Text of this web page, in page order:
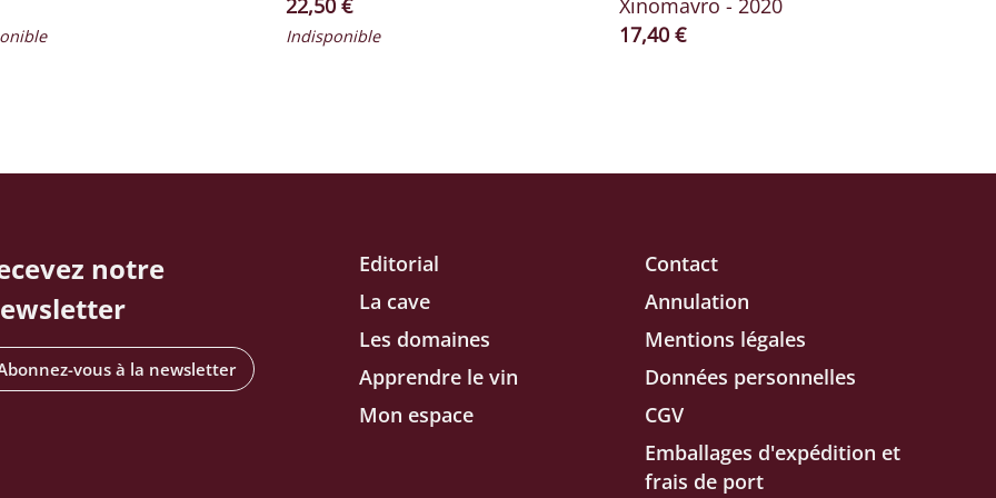
22,50 €
Indisponible
Xinomavro - 2020
Prix ​​actuel
17,40 €
notre
vous à la newsletter
Editorial
La cave
Les domaines
Apprendre le vin
Mon espace
Contact
Annulation
Mentions légales
Données personnelles
CGV
Emballages d'expédition et
frais de port